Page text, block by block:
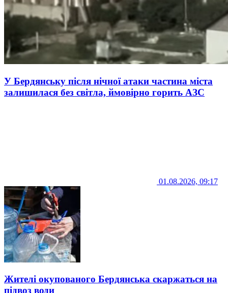
У Бердянську після нічної атаки частина міста
залишилася без світла, ймовірно горить АЗС
01.08.2026, 09:17
Жителі окупованого Бердянська скаржаться на
підвоз води